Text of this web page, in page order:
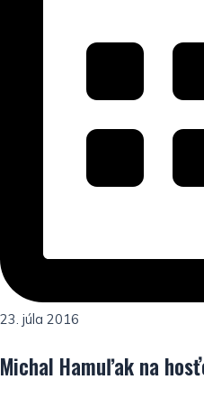
23. júla 2016
Michal Hamuľak na